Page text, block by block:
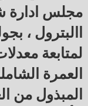
مجلس ادارة
االبترول ،
لمتابعة
العمرة
المبذول من